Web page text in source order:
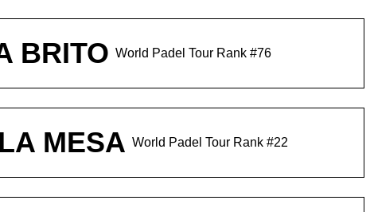
BRITO World Padel Tour Rank #76
MESA World Padel Tour Rank #22